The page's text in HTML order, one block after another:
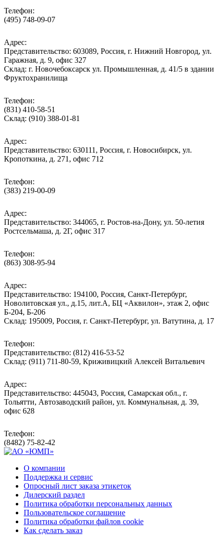
Телефон:
(495) 748-09-07
Адрес:
Представительство: 603089, Россия, г. Нижний Новгород, ул.
Гаражная, д. 9, офис 327
Склад: г. Новочебоксарск ул. Промышленная, д. 41/5 в здании
Фруктохранилища
Телефон:
(831) 410-58-51
Склад: (910) 388-01-81
Адрес:
Представительство: 630111, Россия, г. Новосибирск, ул.
Кропоткина, д. 271, офис 712
Телефон:
(383) 219-00-09
Адрес:
Представительство: 344065, г. Ростов-на-Дону, ул. 50-летия
Ростсельмаша, д. 2Г, офис 317
Телефон:
(863) 308-95-94
Адрес:
Представительство: 194100, Россия, Санкт-Петербург,
Новолитовская ул., д.15, лит.А, БЦ «Аквилон», этаж 2, офис
Б-204, Б-206
Склад: 195009, Россия, г. Санкт-Петербург, ул. Ватутина, д. 17
Телефон:
Представительство: (812) 416-53-52
Склад: (911) 711-80-59, Криживицкий Алексей Витальевич
Адрес:
Представительство: 445043, Россия, Самарская обл., г.
Тольятти, Автозаводский район, ул. Коммунальная, д. 39,
офис 628
Телефон:
(8482) 75-82-42
О компании
Поддержка и сервис
Опросный лист заказа этикеток
Дилерский раздел
Политика обработки персональных данных
Пользовательское соглашение
Политика обработки файлов cookie
Как сделать заказ